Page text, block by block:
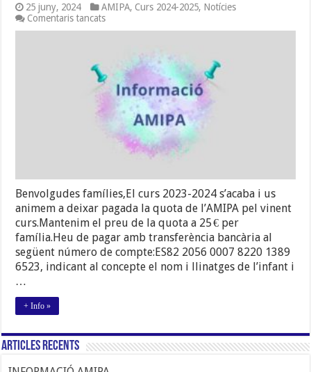
25 juny, 2024 AMIPA, Curs 2024-2025, Notícies
Comentaris tancatsa
QUOTA
24/25
Benvolgudes famílies,El curs 2023-2024 s’acaba i us
animem a deixar pagada la quota de l’AMIPA pel vinent
curs.Mantenim el preu de la quota a 25 € per
família.Heu de pagar amb transferència bancària al
següent número de compte:ES82 2056 0007 8220 1389
6523, indicant al concepte el nom i llinatges de l’infant i
…
+ Info »
Articles Recents